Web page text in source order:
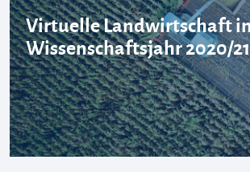
Virtuelle Landwirtschaft
Wissenschaftsjahr 2020/21